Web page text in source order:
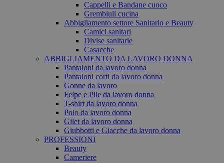
Cappelli e Bandane cuoco
Grembiuli cucina
Abbigliamento settore Sanitario e Beauty
Camici sanitari
Divise sanitarie
Casacche
ABBIGLIAMENTO DA LAVORO DONNA
Pantaloni da lavoro donna
Pantaloni corti da lavoro donna
Gonne da lavoro
Felpe e Pile da lavoro donna
T-shirt da lavoro donna
Polo da lavoro donna
Gilet da lavoro donna
Giubbotti e Giacche da lavoro donna
PROFESSIONI
Beauty
Cameriere